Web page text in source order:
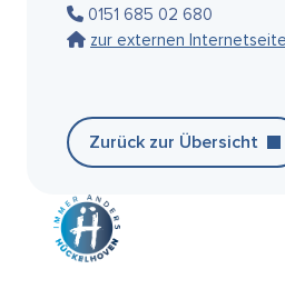
0151 685 02 680
zur externen Internetseite
Zurück zur Übersicht